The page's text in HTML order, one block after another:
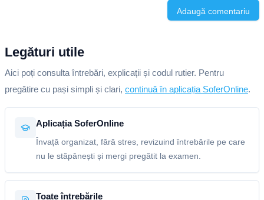
Adaugă comentariu
Legături utile
Aici poți consulta întrebări, explicații și codul rutier. Pentru
pregătire cu pași simpli și clari, continuă în aplicația SoferOnline.
Aplicația SoferOnline
Învață organizat, fără stres, revizuind întrebările pe care
nu le stăpânești și mergi pregătit la examen.
Toate întrebările